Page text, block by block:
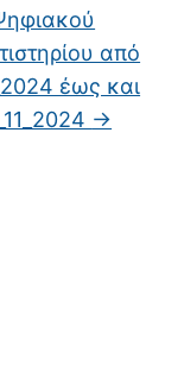
από
έως και
→